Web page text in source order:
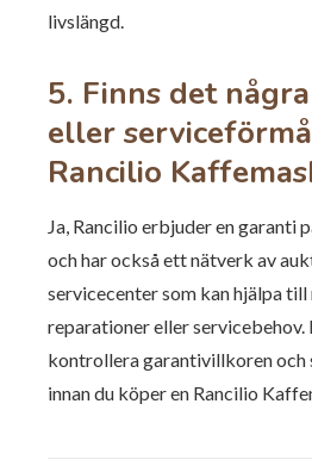
livslängd.
5. Finns det
eller
Rancilio
Ja, Rancilio erbjuder en garanti
och har också ett nätverk av
servicecenter som kan hjälpa till
reparationer eller
kontrollera garantivillkoren och
innan du köper en Rancilio